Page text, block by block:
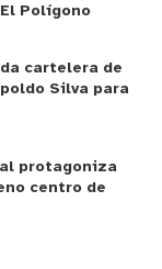
Polígono
cartelera de
Silva para
protagoniza
centro de